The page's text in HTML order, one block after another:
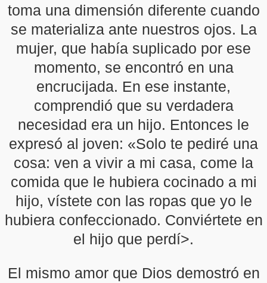
toma una dimensión diferente cuando
se materializa ante nuestros ojos. La
mujer, que había suplicado por ese
momento, se encontró en una
encrucijada. En ese instante,
comprendió que su verdadera
necesidad era un hijo. Entonces le
expresó al joven: «Solo te pediré una
cosa: ven a vivir a mi casa, come la
comida que le hubiera cocinado a mi
hijo, vístete con las ropas que yo le
hubiera confeccionado. Conviértete en
el hijo que perdí>.
El mismo amor que Dios demostró en